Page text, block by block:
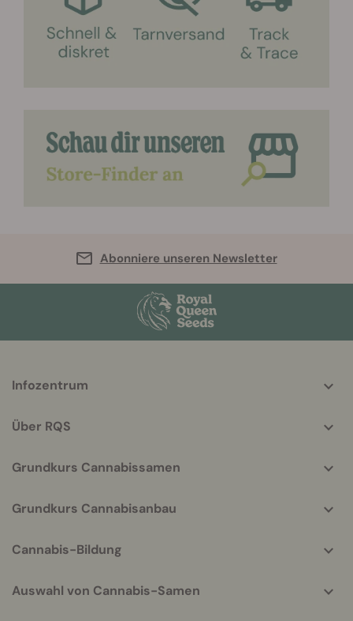
Abonniere unseren Newsletter
helpful
Infozentrum
Über RQS
Grundkurs Cannabissamen
Grundkurs Cannabisanbau
Cannabis-Bildung
Auswahl von Cannabis-Samen